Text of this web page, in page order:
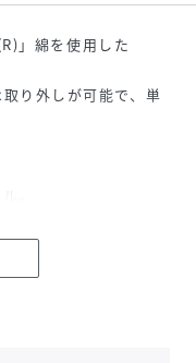
」綿を使用した
り外しが可能で、単
。
マウンテンパーカ